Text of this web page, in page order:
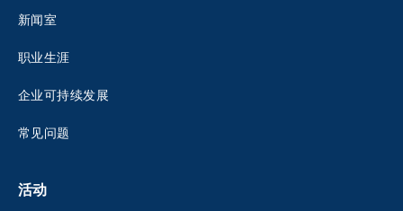
新闻室
职业生涯
企业可持续发展
常见问题
活动